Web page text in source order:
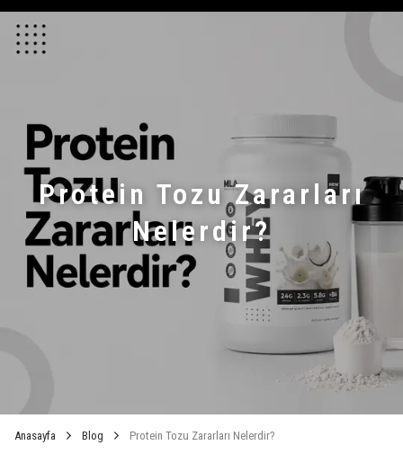
Protein Tozu Zararları
Nelerdir?
Anasayfa Blog Protein Tozu Zararları Nelerdir?